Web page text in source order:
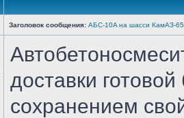
Заголовок сообщения: AБС-10A на шасси КамАЗ-
доставки
сохранением